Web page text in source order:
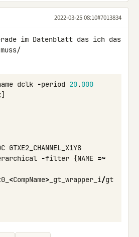
2022-03-25 08:10#7013834
im Datenblatt das ich das
dclk -period 20.000
]
GTXE2_CHANNEL_X1Y8
-filter {NAME =~
<CompName> _gt_wrapper_i/gt